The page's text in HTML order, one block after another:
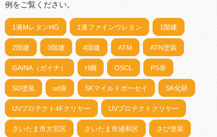
例をご覧ください。
1液MレタンHG 1液ファインウレタン 1階建
2階建 3階建 4階建 ATM ATN塗装
GAINA（ガイナ） H鋼 OSCL PS扉
SD塗装 sd扉 SKマイルドボーセイ SK化研
UVプロテクト4Fクリヤー UVプロテクトクリヤー
さいたま市大宮区 さいたま市浦和区 さび塗装